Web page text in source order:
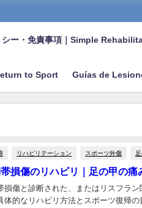
シー・免責事項｜Simple
to Sport Guías de
リハビリテーション スポーツ外傷
帯損傷のリハビリ｜足の甲の
損傷と診断された、またはリスフラン
体的なリハビリ方法とスポーツ復帰